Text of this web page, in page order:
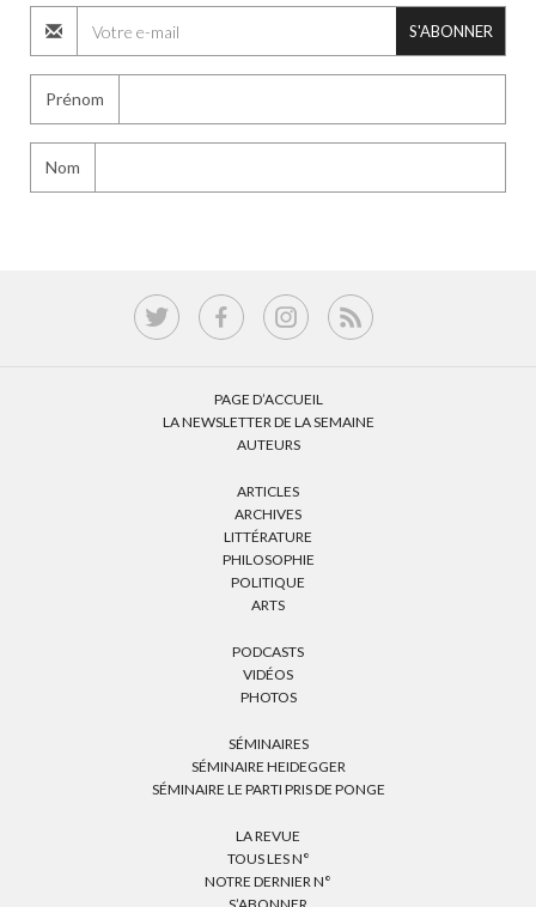
S'ABONNER
Prénom
Nom
PAGE D’ACCUEIL
LA NEWSLETTER DE LA SEMAINE
AUTEURS
ARTICLES
ARCHIVES
LITTÉRATURE
PHILOSOPHIE
POLITIQUE
ARTS
PODCASTS
VIDÉOS
PHOTOS
SÉMINAIRES
SÉMINAIRE HEIDEGGER
SÉMINAIRE LE PARTI PRIS DE PONGE
LA REVUE
TOUS LES N°
NOTRE DERNIER N°